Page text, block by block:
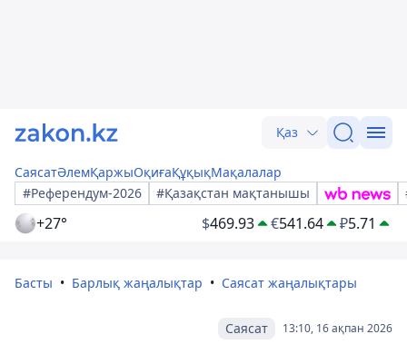
Қаз
СаясатӘлемҚаржыОқиғаҚұқықМақалалар
#Референдум-2026
#Қазақстан мақтанышы
+27° $469.93 €541.64 ₽5.71
Басты Барлық жаңалықтар Саясат жаңалықтары
13:10, 16 ақпан 2026
Саясат